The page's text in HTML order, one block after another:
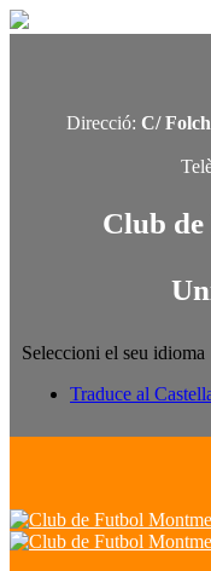
Direcció: C/
Club
Seleccioni el seu idioma
Traduce al